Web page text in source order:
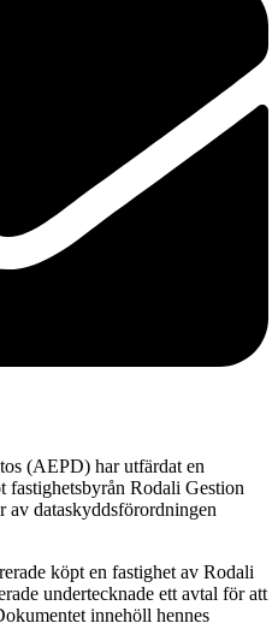
(AEPD) har utfärdat en
fastighetsbyrån Rodali Gestion
dataskyddsförordningen
köpt en fastighet av Rodali
undertecknade ett avtal för att
innehöll hennes